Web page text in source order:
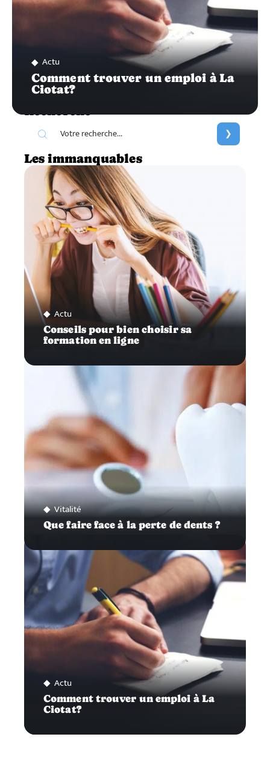
Actu
Comment trouver un emploi à La
Ciotat?
Recherche
Les immanquables
Actu
Conseils pour bien choisir sa
formation en ligne
Vitalité
Que faire face à la perte de dents ?
Actu
Comment trouver un emploi à La
Ciotat?